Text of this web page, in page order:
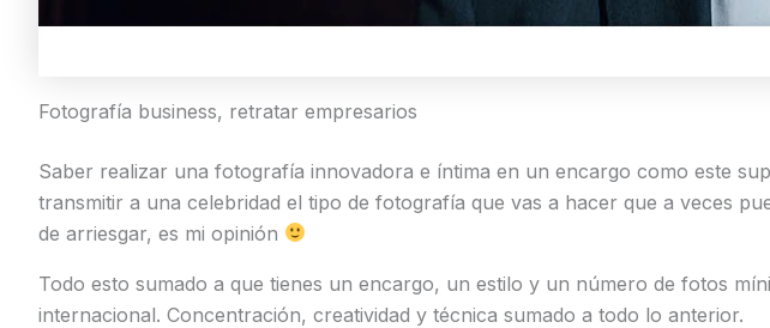
Fotografía business, retratar empresarios
Saber realizar una fotografía innovadora e íntima en un encargo como este
transmitir a una celebridad el tipo de fotografía que vas a hacer que a veces
de arriesgar, es mi opinión
Todo esto sumado a que tienes un encargo, un estilo y un número de fotos
internacional. Concentración, creatividad y técnica sumado a todo lo anterior.